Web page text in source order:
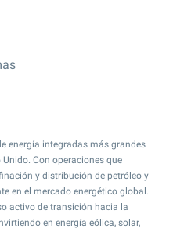
energía integradas más grandes
Unido. Con operaciones que
y distribución de petróleo y
en el mercado energético global.
activo de transición hacia la
en energía eólica, solar,